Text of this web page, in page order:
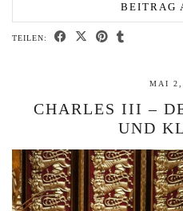
BEITRAG
TEILEN:
MAI 2,
CHARLES III –
UND